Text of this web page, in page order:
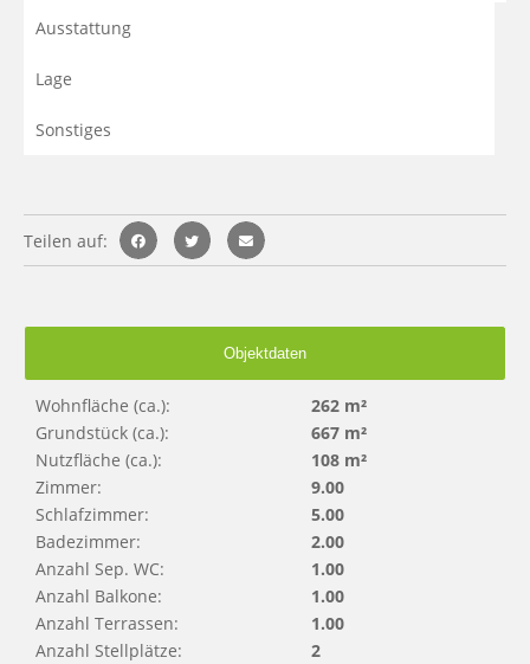
Ausstattung
Lage
Sonstiges
Teilen auf:
Objektdaten
Wohnfläche (ca.):
262 m²
Grundstück (ca.):
667 m²
Nutzfläche (ca.):
108 m²
Zimmer:
9.00
Schlafzimmer:
5.00
Badezimmer:
2.00
Anzahl Sep. WC:
1.00
Anzahl Balkone:
1.00
Anzahl Terrassen:
1.00
Anzahl Stellplätze:
2